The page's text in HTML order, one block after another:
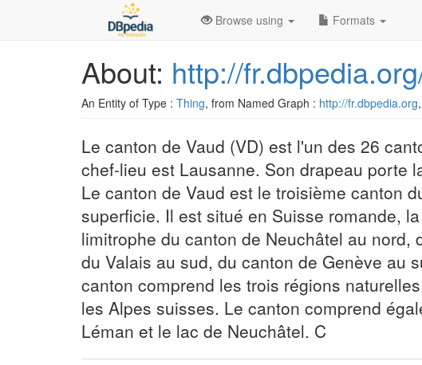
Browse using Formats
About: http://
An Entity of Type : Thing, from Named Graph : http://fr.dbpedia.org
Le canton de Vaud (VD) est l'un des 26
chef-lieu est Lausanne. Son drapeau porte
Le canton de Vaud est le troisième canton
superficie. Il est situé en Suisse romande,
limitrophe du canton de Neuchâtel au
du Valais au sud, du canton de Genève au
canton comprend les trois régions
les Alpes suisses. Le canton comprend
Léman et le lac de Neuchâtel. C